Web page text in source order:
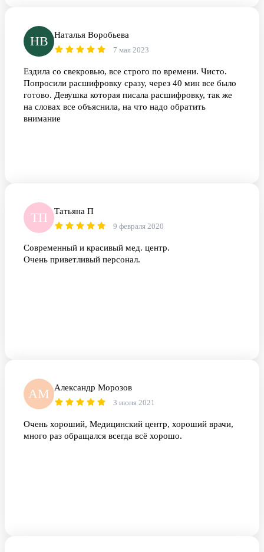
НВ Наталья Воробьева
7 мая 2023
Ездила со свекровью, все строго по времени. Чисто.
Попросили расшифровку сразу, через 40 мин все было
готово. Девушка которая писала расшифровку, так же
на словах все объяснила, на что надо обратить
внимание
ТП Татьяна П
9 февраля 2020
Современный и красивый мед. центр.
Очень приветливый персонал.
АМ Александр Морозов
3 июня 2021
Очень хороший, Медицинский центр, хороший врачи,
много раз обращался всегда всё хорошо.